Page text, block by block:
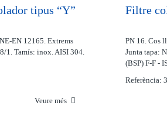
tipus “Y”
EN 12165. Extrems
1. Tamís: inox. AISI 304.
Veure més
Filtre
PN 16. Cos
Junta tapa:
(BSP) F-F -
Referència: